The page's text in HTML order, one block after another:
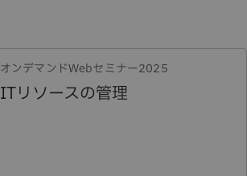
オンデマンドWebセミナー2025
ITリソースの管理